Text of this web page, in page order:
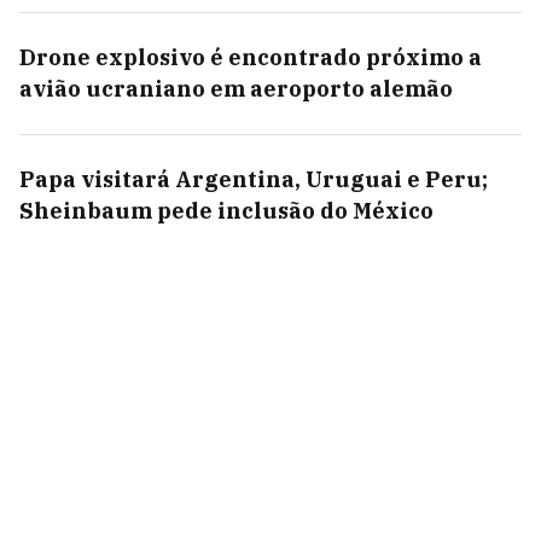
Drone explosivo é encontrado próximo a
avião ucraniano em aeroporto alemão
Papa visitará Argentina, Uruguai e Peru;
Sheinbaum pede inclusão do México